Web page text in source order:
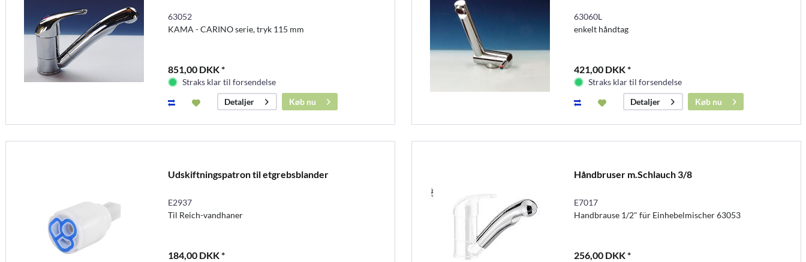
63052
KAMA - CARINO serie, tryk 115 mm
851,00 DKK *
Straks klar til forsendelse
Detaljer
Køb nu
63060L
enkelt håndtag
421,00 DKK *
Straks klar til forsendelse
Detaljer
Køb nu
Udskiftningspatron til etgrebsblander
E2937
Til Reich-vandhaner
184,00 DKK *
Håndbruser m.Schlauch 3/8
E7017
Handbrause 1/2" für Einhebelmischer 63053
256,00 DKK *